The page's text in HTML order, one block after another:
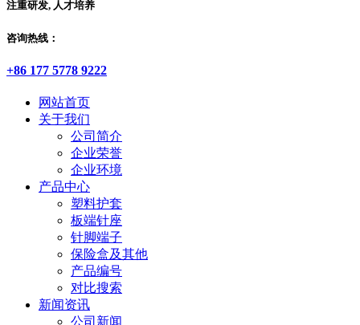
注重研发, 人才培养
咨询热线：
+86 177 5778 9222
网站首页
关于我们
公司简介
企业荣誉
企业环境
产品中心
塑料护套
板端针座
针脚端子
保险盒及其他
产品编号
对比搜索
新闻资讯
公司新闻